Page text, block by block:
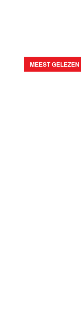
MEEST GELEZEN